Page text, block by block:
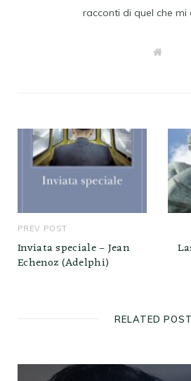
racconti di quel che mi
W
PREV POST
Inviata speciale – Jean
Echenoz (Adelphi)
RELATED